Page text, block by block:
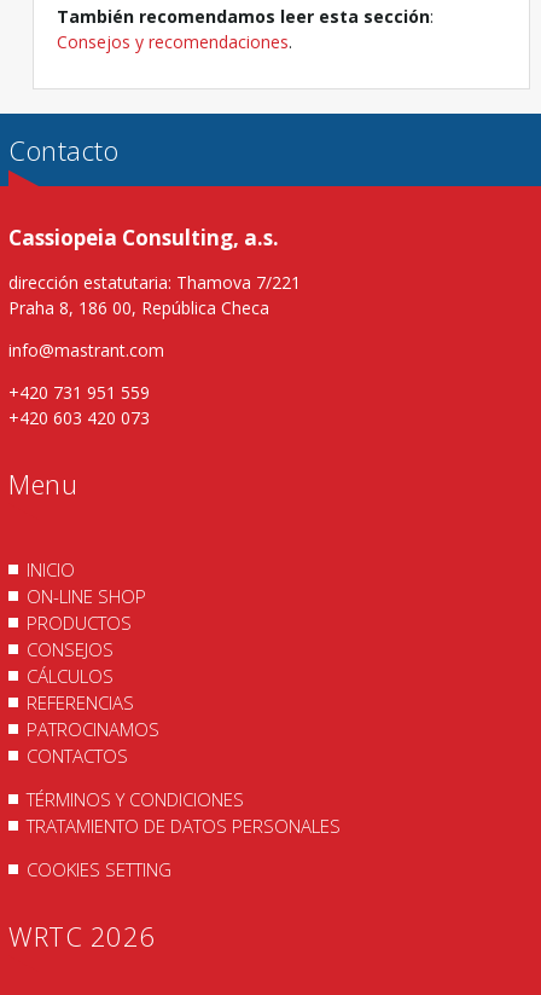
También recomendamos leer esta sección:
Consejos y recomendaciones.
Contacto
Cassiopeia Consulting, a.s.
dirección estatutaria: Thamova 7/221
Praha 8, 186 00, República Checa
info@mastrant.com
+420 731 951 559
+420 603 420 073
Menu
INICIO
ON-LINE SHOP
PRODUCTOS
CONSEJOS
CÁLCULOS
REFERENCIAS
PATROCINAMOS
CONTACTOS
TÉRMINOS Y CONDICIONES
TRATAMIENTO DE DATOS PERSONALES
COOKIES SETTING
WRTC 2026